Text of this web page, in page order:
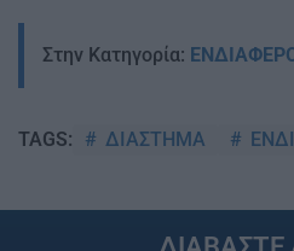
Στην Κατηγορία:
TAGS: ΔΙΑΣΤΗΜΑ